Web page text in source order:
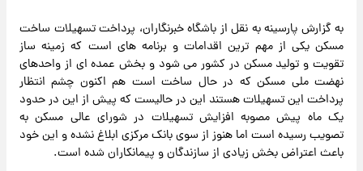
به گزارش پارسینه به نقل از باشگاه خبرنگاران، پرداخت تسهیلات ساخت
مسکن یکی از مهم ترین اقدامات و برنامه های است که زمینه ساز
تقویت و تولید مسکن در کشور می شود و بخش عمده ای از واحدهای
نهضت ملی مسکن که در حال ساخت است هم اکنون چشم انتظار
پرداخت این تسهیلات هستند این در حالیست که پیش از این در حدود
یک ماه پیش مصوبه افزایش تسهیلات در شورای عالی مسکن به
تصویب رسیده است اما هنوز از سوی بانک مرکزی ابلاغ نشده و این خود
باعث اعتراض بخش زیادی از سازندگان و پیمانکاران شده است.